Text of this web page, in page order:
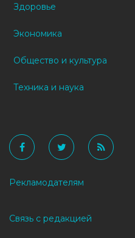
Здоровье
Экономика
Общество и культура
Техника и наука
Рекламодателям
Связь с редакцией